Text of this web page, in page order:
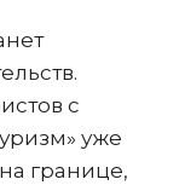
с
уже
границе,